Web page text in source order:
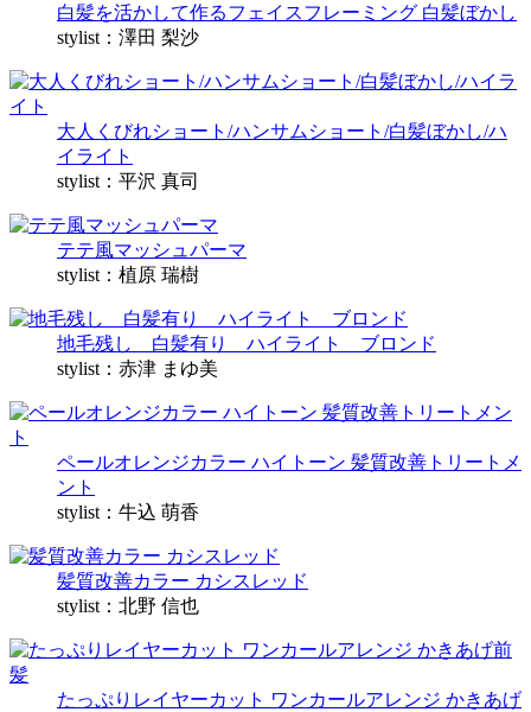
白髪を活かして作るフェイスフレーミング 白髪ぼかし
stylist：澤田 梨沙
大人くびれショート/ハンサムショート/白髪ぼかし/ハ
イライト
stylist：平沢 真司
テテ風マッシュパーマ
stylist：植原 瑞樹
地毛残し 白髪有り ハイライト ブロンド
stylist：赤津 まゆ美
ペールオレンジカラー ハイトーン 髪質改善トリートメ
ント
stylist：牛込 萌香
髪質改善カラー カシスレッド
stylist：北野 信也
たっぷりレイヤーカット ワンカールアレンジ かきあげ